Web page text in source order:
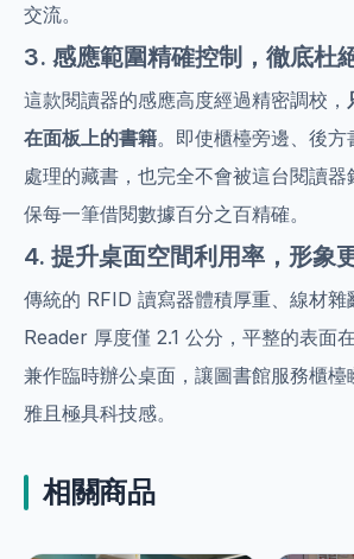
交流。
3. 感應範圍精確控制，徹底杜
這款閱讀器的感應高度經過精密調校，
在面板上的書籍。即使櫃檯旁邊、後
處理的藏書，也完全不會被這台閱讀
保每一筆借閱數據百分之百精確。
4. 提升桌面空間利用率，形象
傳統的 RFID 讀寫器體積厚重、線材雜
Reader 厚度僅 2.1 公分，平整的表面
兼作臨時辦公桌面，讓圖書館服務櫃檯
雅且極具科技感。
相關商品